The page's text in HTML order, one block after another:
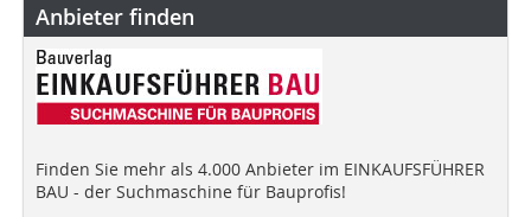
Anbieter finden
Finden Sie mehr als 4.000 Anbieter im EINKAUFSFÜHRER
BAU - der Suchmaschine für Bauprofis!